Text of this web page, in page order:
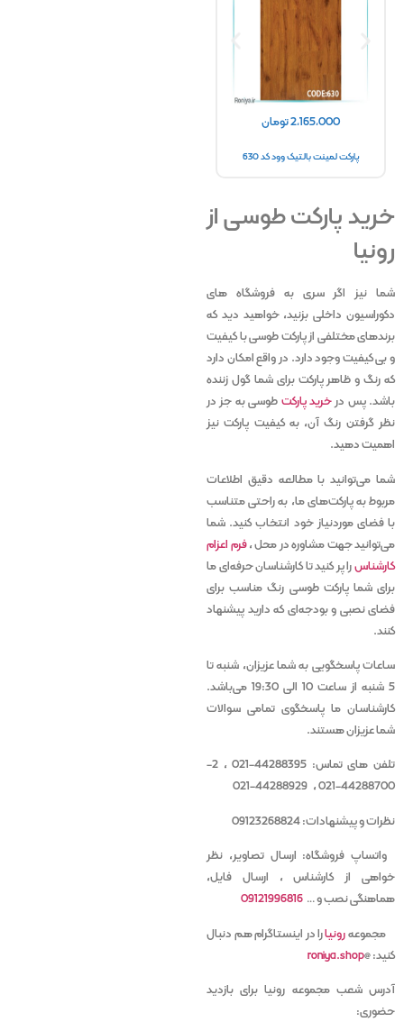
2,165,000تومان
پارکت لمینت بالتیک وود کد 630
خرید پارکت طوسی از
رونیا
شما نیز اگر سری به فروشگاه های
دکوراسیون داخلی بزنید، خواهید دید که
برندهای مختلفی از پارکت طوسی با کیفیت
و بی کیفیت وجود دارد. در واقع امکان دارد
که رنگ و ظاهر پارکت برای شما گول زننده
باشد. پس درخرید پارکت طوسی به جز در
نظر گرفتن رنگ آن، به کیفیت پارکت نیز
اهمیت دهید.
شما می‌توانید با مطالعه دقیق اطلاعات
مربوط به پارکت‌های ما، به راحتی متناسب
با فضای موردنیاز خود انتخاب کنید. شما
می‌توانید جهت مشاوره در محل ،فرم اعزام
کارشناسرا پر کنید تا کارشناسان حرفه‌ای ما
برای شما پارکت طوسی رنگ مناسب برای
فضای نصبی و بودجه‌ای که دارید پیشنهاد
‌کنند.
ساعات پاسخگویی به شما عزیزان، شنبه تا
5 شنبه از ساعت 10 الی 19:30 می‌باشد.
کارشناسان ما پاسخگوی تمامی سوالات
شما عزیزان هستند.
تلفن های تماس: 44288395-021 ، 2-
44288700-021 ، 44288929-021
نظرات و پیشنهادات: 09123268824
واتساپ فروشگاه: ارسال تصاویر، نظر
خواهی از کارشناس ، ارسال فایل،
هماهنگی نصب و … 09121996816
مجموعهرونیارا در اینستاگرام هم دنبال
کنید:@
roniya.shop
آدرس شعب مجموعه رونیا برای بازدید
حضوری: